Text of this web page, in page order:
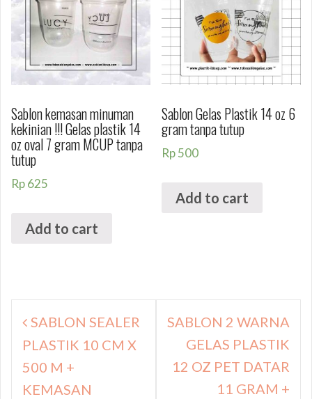
Sablon kemasan minuman
kekinian !!! Gelas plastik 14
oz oval 7 gram MCUP tanpa
tutup
Rp625
Add to cart
Sablon Gelas Plastik 14 oz 6
gram tanpa tutup
Rp500
Add to cart
Navigasi
pos
SABLON SEALER
PLASTIK 10 CM X
500 M +
KEMASAN
SABLON 2 WARNA
GELAS PLASTIK
12 OZ PET DATAR
11 GRAM +